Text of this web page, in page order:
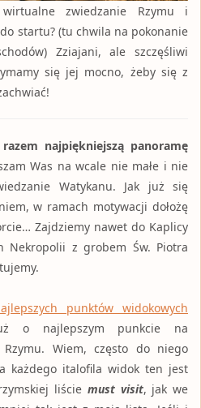
zwiedzanie Rzymu i
startu? (tu chwila na pokonanie
Zziajani, ale szczęśliwi
się jej mocno, żeby się z
najpiękniejszą panoramę
Was na wcale nie małe i nie
Watykanu. Jak już się
w ramach motywacji dołożę
Zajdziemy nawet do Kaplicy
Nekropolii z grobem Św. Piotra
punktów widokowych
o najlepszym punkcie na
Wiem, często do niego
każdego italofila widok ten jest
liście must visit, jak we